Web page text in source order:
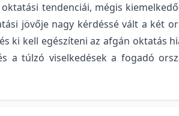
tendenciái, mégis
jövője nagy kérdéssé vált a két
kell egészíteni az afgán oktatás
a túlzó viselkedések a fogadó